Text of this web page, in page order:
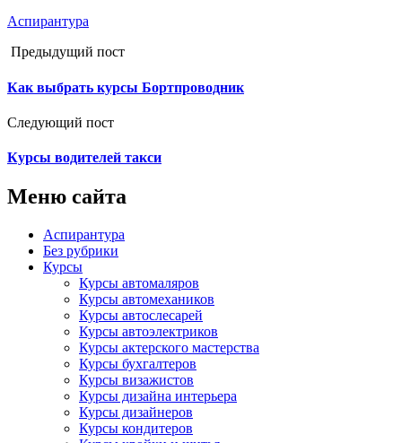
Аспирантура
Предыдущий пост
Как выбрать курсы Бортпроводник
Следующий пост
Курсы водителей такси
Меню сайта
Аспирантура
Без рубрики
Курсы
Курсы автомаляров
Курсы автомехаников
Курсы автослесарей
Курсы автоэлектриков
Курсы актерского мастерства
Курсы бухгалтеров
Курсы визажистов
Курсы дизайна интерьера
Курсы дизайнеров
Курсы кондитеров